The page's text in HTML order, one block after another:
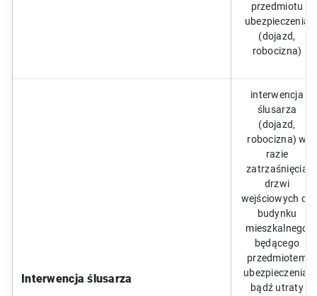
przedmiotu
ubezpieczenia
(dojazd,
robocizna)
Interwencja ślusarza
interwencja
ślusarza
(dojazd,
robocizna) w
razie
zatrzaśnięcia
drzwi
wejściowych do
budynku
mieszkalnego
będącego
przedmiotem
ubezpieczenia,
bądź utraty